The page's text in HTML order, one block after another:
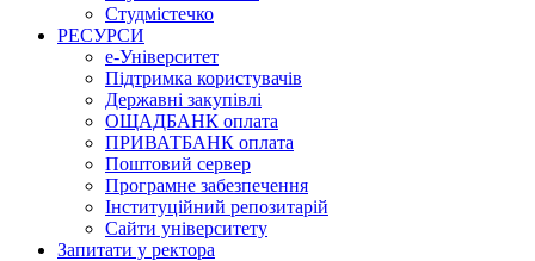
Студмістечко
РЕСУРСИ
е-Університет
Підтримка користувачів
Державні закупівлі
ОЩАДБАНК оплата
ПРИВАТБАНК оплата
Поштовий сервер
Програмне забезпечення
Інституційний репозитарій
Сайти університету
Запитати у ректора